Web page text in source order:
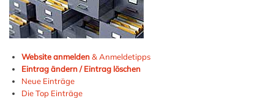
Website anmelden& Anmeldetipps
Eintrag ändern / Eintrag löschen
Neue Einträge
Die Top Einträge